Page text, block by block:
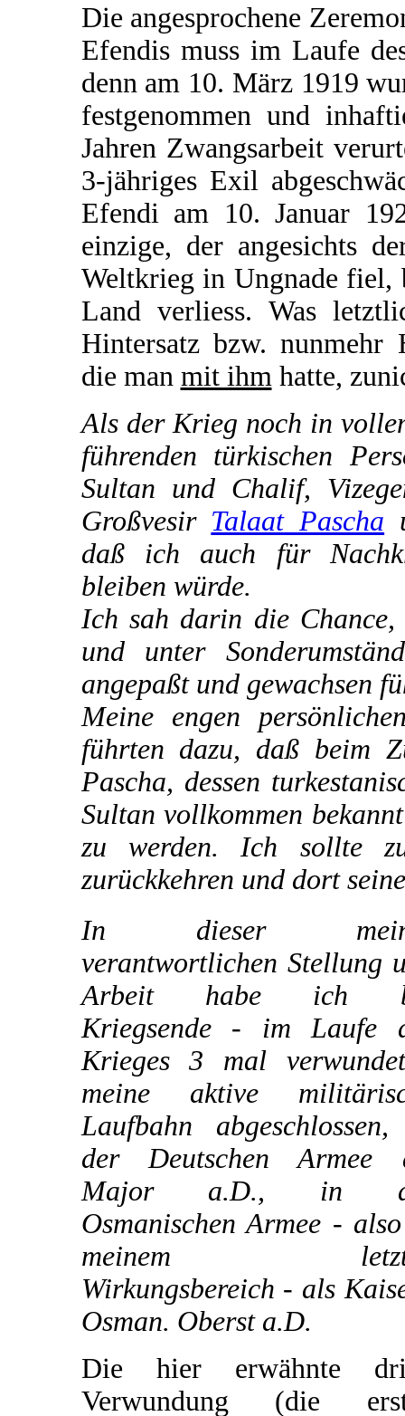
Die angesprochene
Efendis muss im Laufe
denn am 10. März 1919
festgenommen und
Jahren Zwangsarbeit
3-jähriges Exil
Efendi am 10. Januar
einzige, der angesichts
Weltkrieg in Ungnade fiel,
Land verliess. Was
Hintersatz bzw. nunmehr
die man mit ihm hatte,
Als der Krieg noch in
führenden türkischen
Sultan und Chalif,
Großvesir Talaat Pascha
daß ich auch für
bleiben würde.
Ich sah darin die
und unter
angepaßt und gewachsen
Meine engen
führten dazu, daß beim
Pascha, dessen
Sultan vollkommen
zu werden. Ich sollte
zurückkehren und dort
In dieser
verantwortlichen Stellung
Arbeit habe ich
Kriegsende - im Laufe
Krieges 3 mal
meine aktive
Laufbahn
der Deutschen Armee
Major a.D., in
Osmanischen Armee -
meinem
Wirkungsbereich - als
Osman. Oberst a.D.
Die hier erwähnte
Verwundung (die